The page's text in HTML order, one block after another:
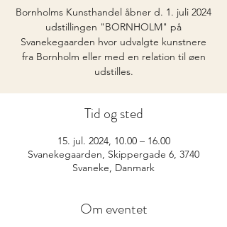
Bornholms Kunsthandel åbner d. 1. juli 2024
udstillingen "BORNHOLM" på
Svanekegaarden hvor udvalgte kunstnere
fra Bornholm eller med en relation til øen
udstilles.
Tid og sted
15. jul. 2024, 10.00 – 16.00
Svanekegaarden, Skippergade 6, 3740
Svaneke, Danmark
Om eventet